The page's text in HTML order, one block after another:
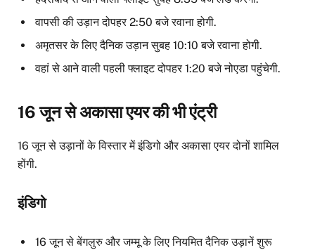
वापसी की उड़ान दोपहर 2:50 बजे रवाना होगी.
अमृतसर के लिए दैनिक उड़ान सुबह 10:10 बजे रवाना होगी.
वहां से आने वाली पहली फ्लाइट दोपहर 1:20 बजे नोएडा पहुंचेगी.
16 जून से अकासा एयर की भी एंट्री
16 जून से उड़ानों के विस्तार में इंडिगो और अकासा एयर दोनों शामिल
होंगी.
इंडिगो
16 जून से बेंगलुरु और जम्मू के लिए नियमित दैनिक उड़ानें शुरू